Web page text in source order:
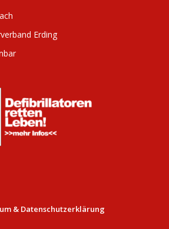
Erding
& Datenschutzerklärung